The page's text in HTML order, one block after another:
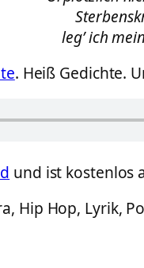
leg’ ich
. Heiß Gedichte.
und ist kostenlos
Hip Hop, Lyrik,